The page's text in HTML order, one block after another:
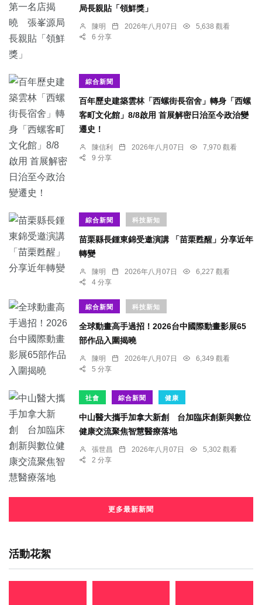
局長親貼「領鮮獎」
陳明 2026年八月07日
5,638 觀看
6 分享
綜合新聞
百年歷史建築雲林「西螺街長宿舍」轉身「西螺
客町文化館」8/8啟用 首展解密日治至今政治變
遷史！
陳信利 2026年八月07日
7,970 觀看
9 分享
綜合新聞 科技新知
苗栗縣長鍾東錦受邀演講 「苗栗甦醒」分享近年
轉變
陳明 2026年八月07日
6,227 觀看
4 分享
綜合新聞 科技新知
全球動畫高手過招！2026台中國際動畫影展65
部作品入圍揭曉
陳明 2026年八月07日
6,349 觀看
5 分享
社會 綜合新聞 健康
中山醫大攜手加拿大新創 台加臨床創新與數位
健康交流聚焦智慧醫療落地
張世昌 2026年八月07日
5,302 觀看
2 分享
更多最新新聞
活動花絮